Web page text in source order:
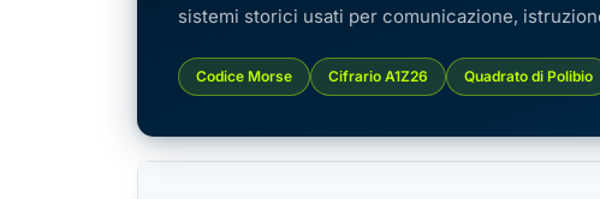
sistemi storici usati per comunicazione,
Codice Morse Cifrario A1Z26 Quadrato di Polibio